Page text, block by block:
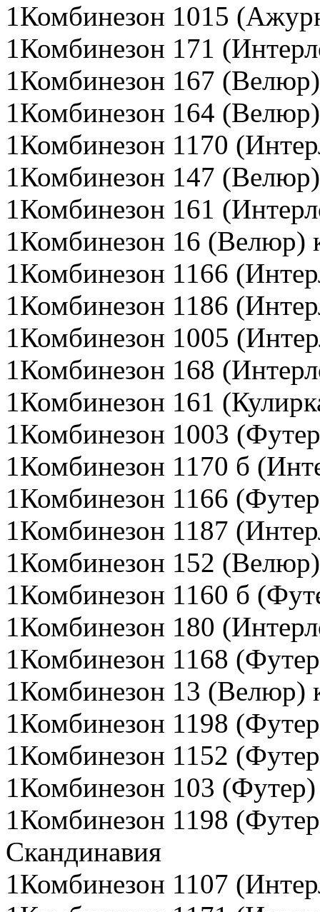
1Комбинезон 1015
1Комбинезон 171
1Комбинезон 167
1Комбинезон 164
1Комбинезон 1170
1Комбинезон 147
1Комбинезон 161
1Комбинезон 16 (Велюр)
1Комбинезон 1166
1Комбинезон 1186
1Комбинезон 1005
1Комбинезон 168
1Комбинезон 161
1Комбинезон 1003
1Комбинезон 1170 б
1Комбинезон 1166
1Комбинезон 1187
1Комбинезон 152
1Комбинезон 1160 б
1Комбинезон 180
1Комбинезон 1168
1Комбинезон 13 (Велюр)
1Комбинезон 1198
1Комбинезон 1152
1Комбинезон 103
1Комбинезон 1198
Скандинавия
1Комбинезон 1107